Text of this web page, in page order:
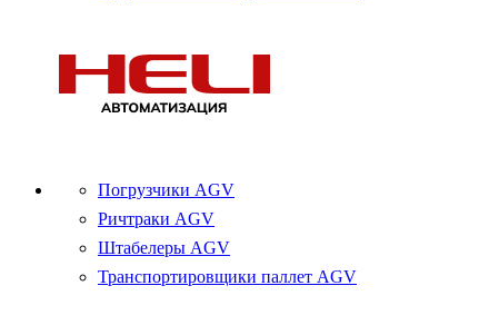
Погрузчики AGV
Ричтраки AGV
Штабелеры AGV
Транспортировщики паллет AGV